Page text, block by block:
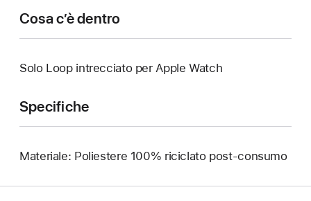
Cosa c’è dentro
Solo Loop intrecciato per Apple Watch
Specifiche
Materiale: Poliestere 100% riciclato post-consumo